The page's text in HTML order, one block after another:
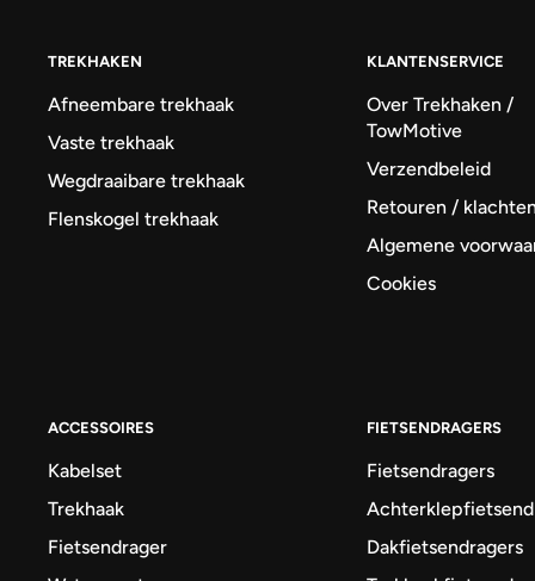
TREKHAKEN
Afneembare trekhaak
Vaste trekhaak
Wegdraaibare trekhaak
Flenskogel trekhaak
KLANTENSERVICE
Over Trekhaken /
TowMotive
Verzendbeleid
Retouren /
Algemene
Cookies
ACCESSOIRES
Kabelset
Trekhaak
Fietsendrager
FIETSENDRAGERS
Fietsendragers
Dakfietsendragers